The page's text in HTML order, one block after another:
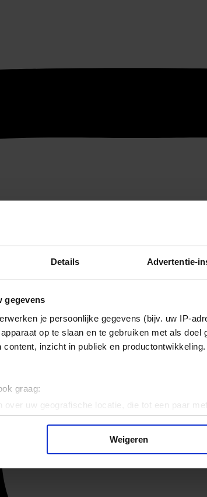
Details Advertentie-
gegevens
je persoonlijke gegevens (bijv. uw IP-
op te slaan en te gebruiken met als doel
content, inzicht in publiek en
graag:
over uw geografische locatie, die tot een paar
door het actief te scannen op specifieke
gegevens worden verwerkt en stel uw
en advertenties te personaliseren, om
Ook delen we informatie over uw gebruik van
Weigeren